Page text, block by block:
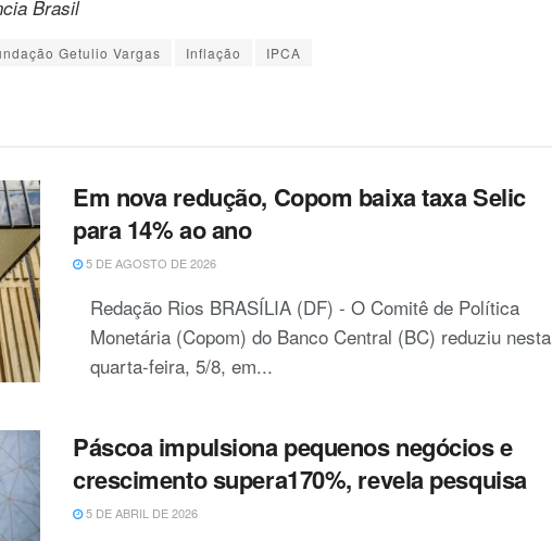
Brasil
Getulio Vargas Inflação IPCA
Em nova redução, Copom baixa taxa Selic
para 14% ao ano
5 DE AGOSTO DE 2026
Redação Rios BRASÍLIA (DF) - O Comitê de Política
Monetária (Copom) do Banco Central (BC) reduziu nesta
quarta-feira, 5/8, em...
Páscoa impulsiona pequenos negócios e
crescimento supera170%, revela pesquisa
5 DE ABRIL DE 2026